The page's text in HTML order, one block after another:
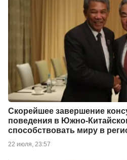
Скорейшее завершение
поведения в Южно-
способствовать миру в
22 июля, 23:57